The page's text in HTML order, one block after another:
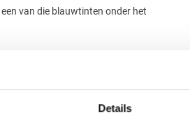
Details
van die blauwtinten onder het
op de planning? Of zoekt u
Kies dan een van de effen
en draag deze onder een mooi